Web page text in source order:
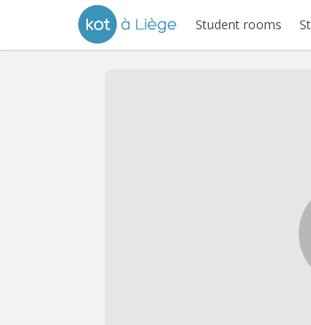
Student rooms